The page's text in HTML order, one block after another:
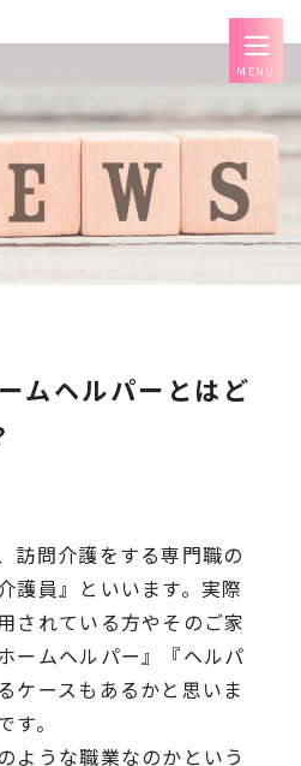
MENU
ムヘルパーとはど
訪問介護をする専門職の
護員』といいます。実際
されている方やそのご家
ームヘルパー』『ヘルパ
ケースもあるかと思いま
。
ような職業なのかという